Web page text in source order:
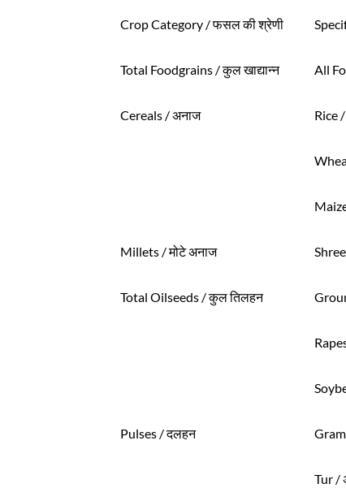
Crop Category / फसल की श्रेणी
Total Foodgrains / कुल खाद्यान्न All
Cereals / अनाज Rice
Millets / मोटे अनाज
Total Oilseeds / कुल तिलहन
Pulses / दलहन
Tur /